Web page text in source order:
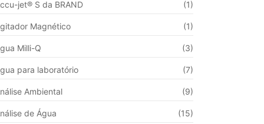
jet® S da BRAND (1)
Magnético (1)
Milli-Q (3)
para laboratório (7)
Ambiental (9)
de Água (15)